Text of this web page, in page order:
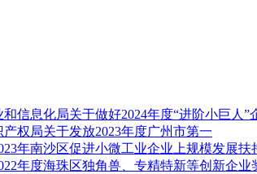
和信息化局关于做好2024年度“进阶小巨人”
产权局关于发放2023年度广州市第一
年南沙区促进小微工业企业上规模发展
年度海珠区独角兽、专精特新等创新企业